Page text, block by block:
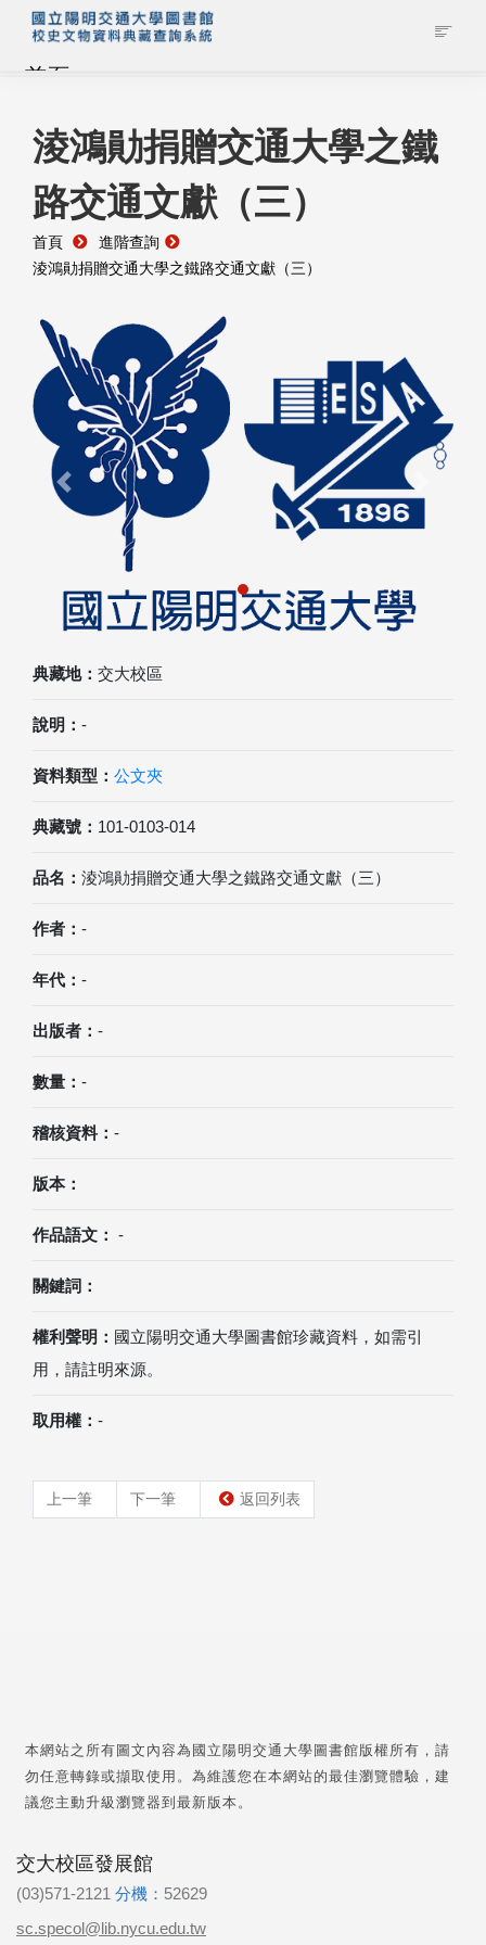
首頁
藏品查詢
校史館簡介
藏品清單全覽
資料調閱申請
管理者登入
淩鴻勛捐贈交通大學之鐵
路交通文獻（三）
首頁
進階查詢
淩鴻勛捐贈交通大學之鐵路交通文獻（三）
典藏地： 交大校區
說明： -
資料類型： 公文夾
典藏號： 101-0103-014
品名： 淩鴻勛捐贈交通大學之鐵路交通文獻（三）
作者： -
年代： -
出版者： -
數量： -
稽核資料： -
版本：
作品語文： -
關鍵詞：
權利聲明： 國立陽明交通大學圖書館珍藏資料，如需引
用，請註明來源。
取用權： -
上一筆 下一筆 返回列表
Previous
本網站之所有圖文內容為國立陽明交通大學圖書館版權所有，請
勿任意轉錄或擷取使用。為維護您在本網站的最佳瀏覽體驗，建
議您主動升級瀏覽器到最新版本。
交大校區發展館
(03)571-2121 分機： 52629
sc.specol@lib.nycu.edu.tw